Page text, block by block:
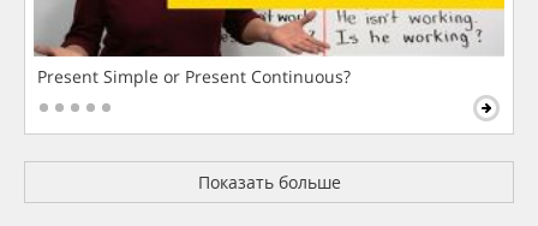
Present Simple or Present Continuous?
Показать больше